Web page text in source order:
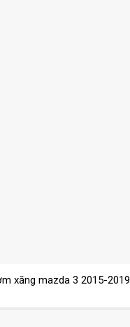
xăng mazda 3 2015-2019